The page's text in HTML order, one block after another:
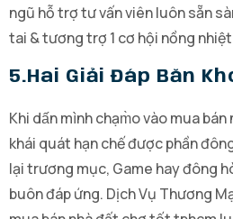
ngũ hỗ trợ tư vấn viên luôn sẵn
tai & tương trợ 1 cơ hội nồng
5.hai Giải Đáp Băn
Khi dấn mình chạm̀o vào mua
khái quát hạn chế được phần
lại trương mục, Game hay đông
buôn đáp ứng. Dịch Vụ Thương